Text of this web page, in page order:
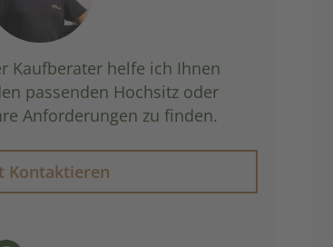
Kaufberater helfe ich Ihnen
passenden Hochsitz oder
Anforderungen zu finden.
Kontaktieren